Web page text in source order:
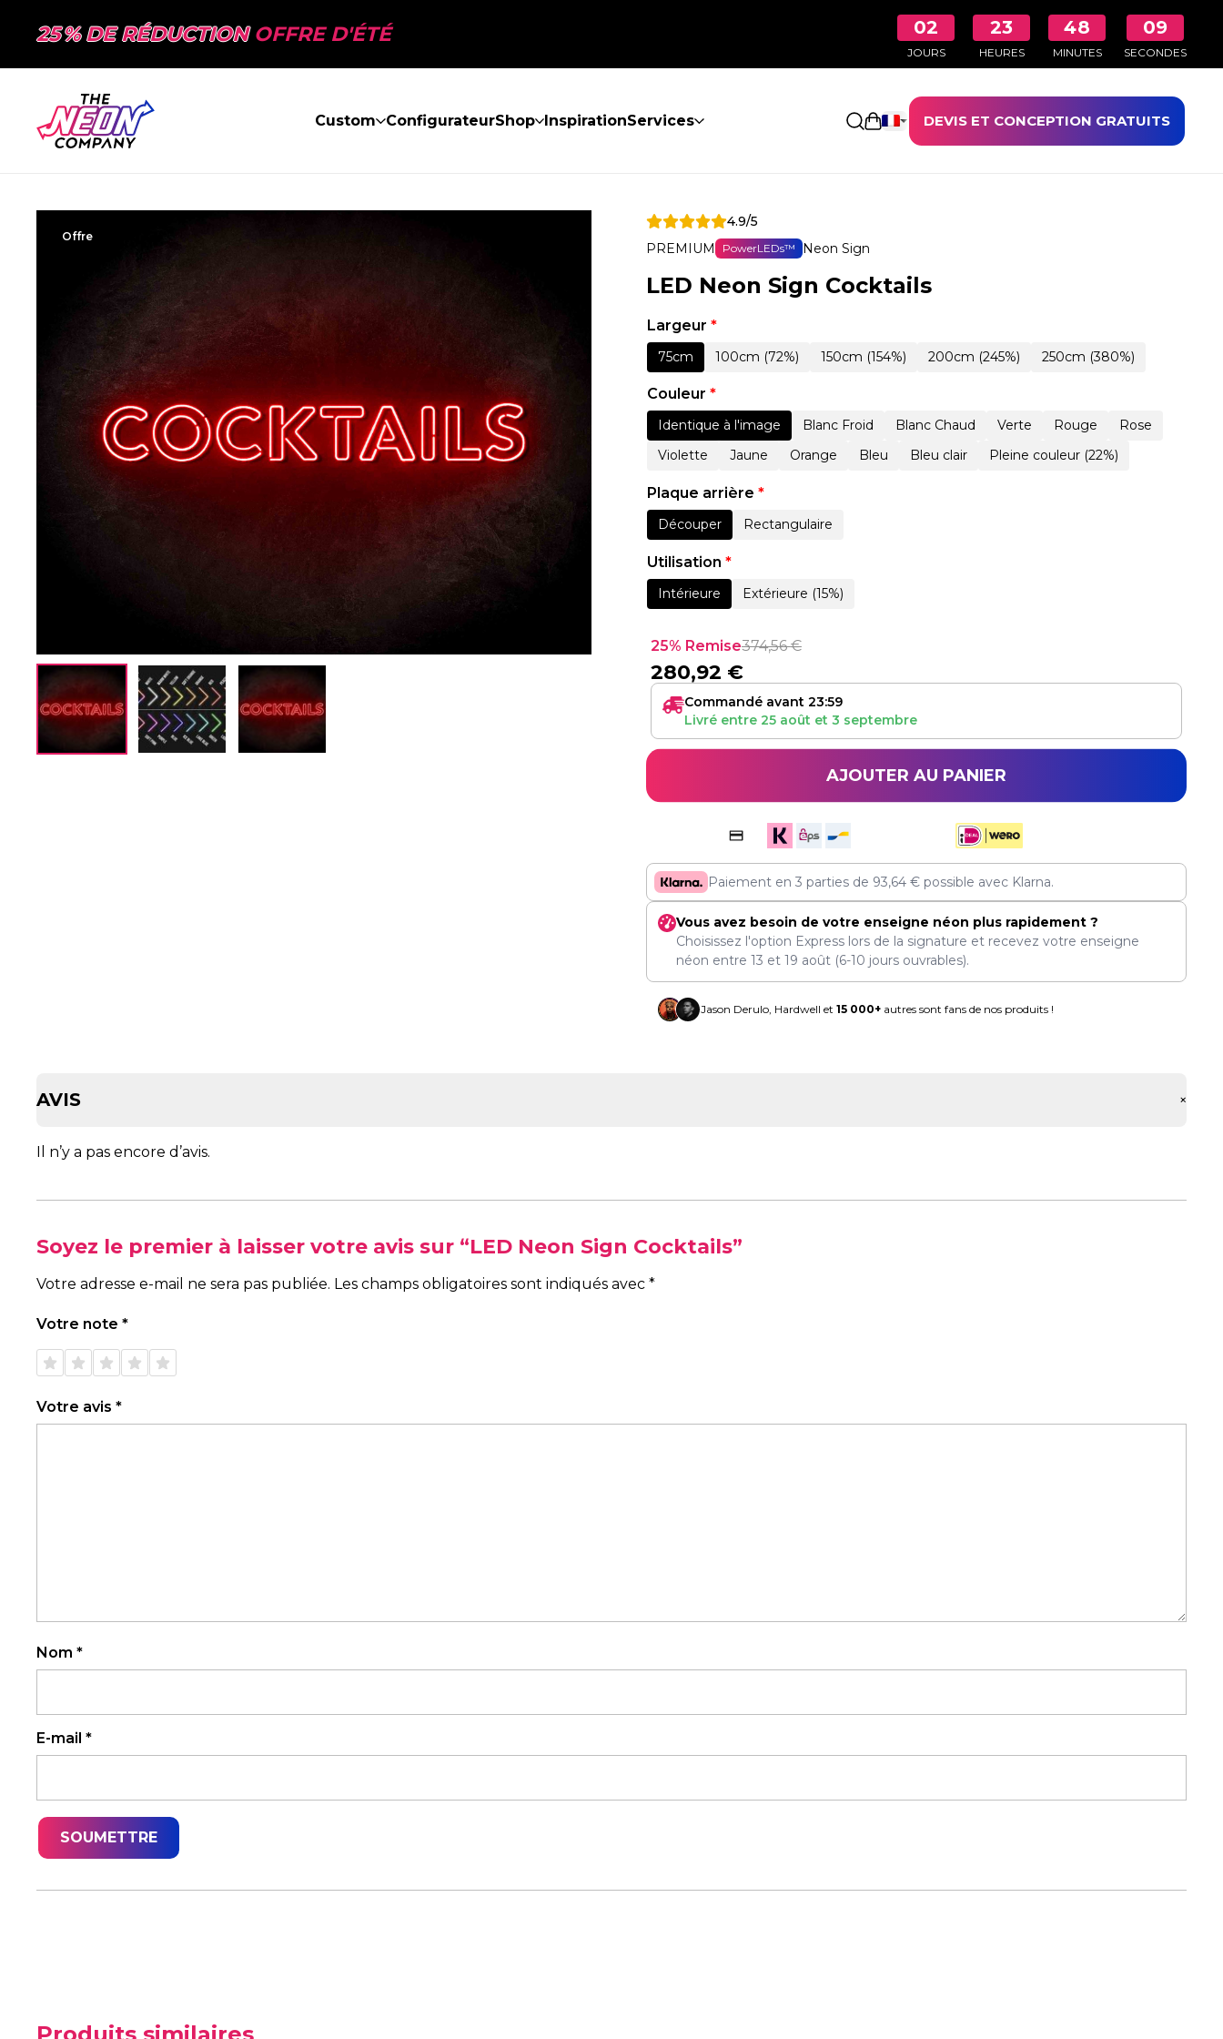
25 % DE RÉDUCTIONOFFRE D'ÉTÉ 02
JOURS
23
HEURES
48
MINUTES
08
SECONDES
Custom ConfigurateurShop InspirationServices Ouvrir le panierDEVIS ET CONCEPTION GRATUITS
Offre
4.9/5
PREMIUM
PowerLEDs™ Neon Sign
LED Neon Sign Cocktails
Largeur *
75cm 100cm (72%) 150cm (154%) 200cm (245%) 250cm (380%)
Couleur *
Identique à l'image Blanc Froid Blanc Chaud Verte Rouge
Rose
Violette
Jaune Orange Bleu Bleu clair Pleine couleur (22%)
Plaque arrière *
Découper Rectangulaire
Utilisation *
Intérieure Extérieure (15%)
25% Remise374,56€
280,92 €
Commandé avant 23:59
Livré entre 25 août et 3 septembre
AJOUTER AU PANIER
Paiement en 3 parties de 93,64€ possible avec Klarna.
Vous avez besoin de votre enseigne néon plus rapidement ?
Choisissez l'option Express lors de la signature et recevez votre enseigne
néon entre 13 et 19 août(6-10 jours ouvrables).
Jason Derulo, Hardwell et 15 000+autres sont fans de nos produits !
AVIS +
Il n’y a pas encore d’avis.
Soyez le premier à laisser votre avis sur “LED Neon Sign Cocktails”
Votre adresse e-mail ne sera pas publiée. Les champs obligatoires sont indiqués avec *
Votre note *
1 étoile
sur 5
2 étoiles
sur 5
3 étoiles
sur 5
4 étoiles
sur 5
5 étoiles
sur 5
Votre avis *
Nom *
E-mail *